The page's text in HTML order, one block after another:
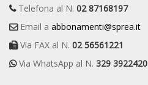
Telefona al N. 02 87168197
Email a abbonamenti@sprea.it
Via FAX al N. 02 56561221
Via WhatsApp al N. 329 3922420